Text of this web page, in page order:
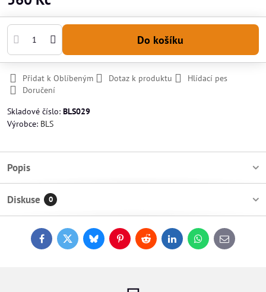
Do košíku
Přidat k Oblíbeným Dotaz k produktu
Hlídací pes
Doručení
Skladové číslo: BLS029
Výrobce: BLS
Popis
Diskuse 0
FacebookTwitterBlueskyPinterestReddit LinkedInWhatsApp
E-
mail